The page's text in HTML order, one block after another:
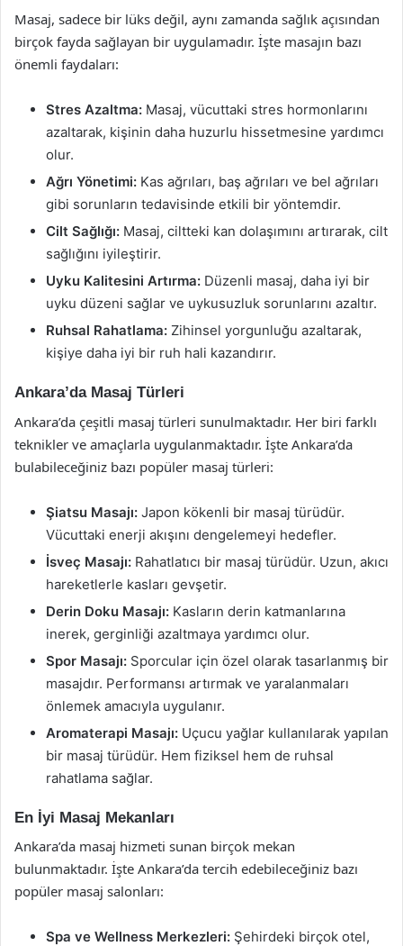
Masaj, sadece bir lüks değil, aynı zamanda sağlık açısından
birçok fayda sağlayan bir uygulamadır. İşte masajın bazı
önemli faydaları:
Stres Azaltma: Masaj, vücuttaki stres hormonlarını
azaltarak, kişinin daha huzurlu hissetmesine yardımcı
olur.
Ağrı Yönetimi: Kas ağrıları, baş ağrıları ve bel ağrıları
gibi sorunların tedavisinde etkili bir yöntemdir.
Cilt Sağlığı: Masaj, ciltteki kan dolaşımını artırarak, cilt
sağlığını iyileştirir.
Uyku Kalitesini Artırma: Düzenli masaj, daha iyi bir
uyku düzeni sağlar ve uykusuzluk sorunlarını azaltır.
Ruhsal Rahatlama: Zihinsel yorgunluğu azaltarak,
kişiye daha iyi bir ruh hali kazandırır.
Ankara’da Masaj Türleri
Ankara’da çeşitli masaj türleri sunulmaktadır. Her biri farklı
teknikler ve amaçlarla uygulanmaktadır. İşte Ankara’da
bulabileceğiniz bazı popüler masaj türleri:
Şiatsu Masajı: Japon kökenli bir masaj türüdür.
Vücuttaki enerji akışını dengelemeyi hedefler.
İsveç Masajı: Rahatlatıcı bir masaj türüdür. Uzun, akıcı
hareketlerle kasları gevşetir.
Derin Doku Masajı: Kasların derin katmanlarına
inerek, gerginliği azaltmaya yardımcı olur.
Spor Masajı: Sporcular için özel olarak tasarlanmış bir
masajdır. Performansı artırmak ve yaralanmaları
önlemek amacıyla uygulanır.
Aromaterapi Masajı: Uçucu yağlar kullanılarak yapılan
bir masaj türüdür. Hem fiziksel hem de ruhsal
rahatlama sağlar.
En İyi Masaj Mekanları
Ankara’da masaj hizmeti sunan birçok mekan
bulunmaktadır. İşte Ankara’da tercih edebileceğiniz bazı
popüler masaj salonları:
Spa ve Wellness Merkezleri: Şehirdeki birçok otel,